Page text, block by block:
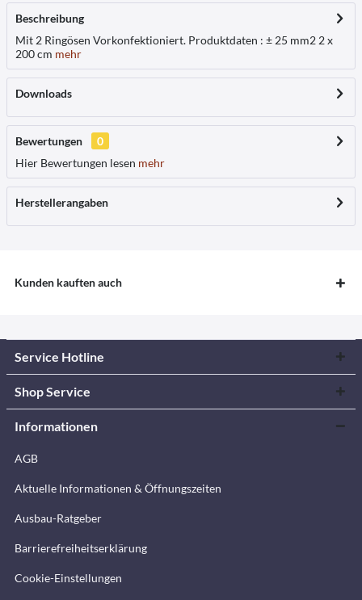
Beschreibung
Mit 2 Ringösen Vorkonfektioniert. Produktdaten : ± 25 mm2 2 x
200 cm mehr
Downloads
Bewertungen
0
Hier Bewertungen lesen mehr
Herstellerangaben
Kunden kauften auch
Service Hotline
Shop Service
Informationen
AGB
Aktuelle Informationen & Öffnungszeiten
Ausbau-Ratgeber
Barrierefreiheitserklärung
Cookie-Einstellungen